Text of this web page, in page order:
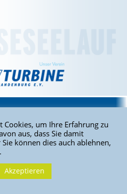
Alle Rechte vorbehalten. | SV
Cookies, um Ihre Erfahrung zu
aus, dass Sie damit
können dies auch ablehnen,
Akzeptieren